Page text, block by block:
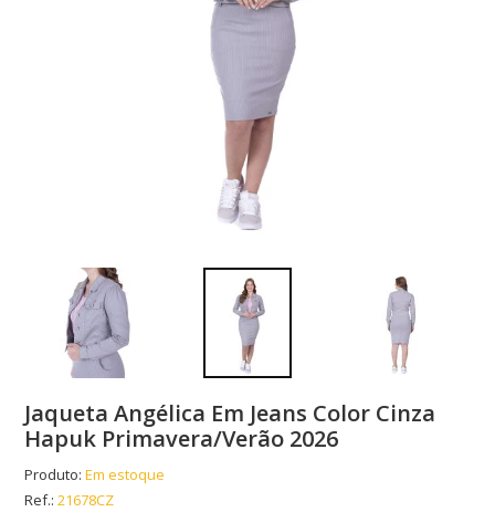
Jaqueta Angélica Em Jeans Color Cinza
Hapuk Primavera/Verão 2026
Produto: Em estoque
Ref.:21678CZ